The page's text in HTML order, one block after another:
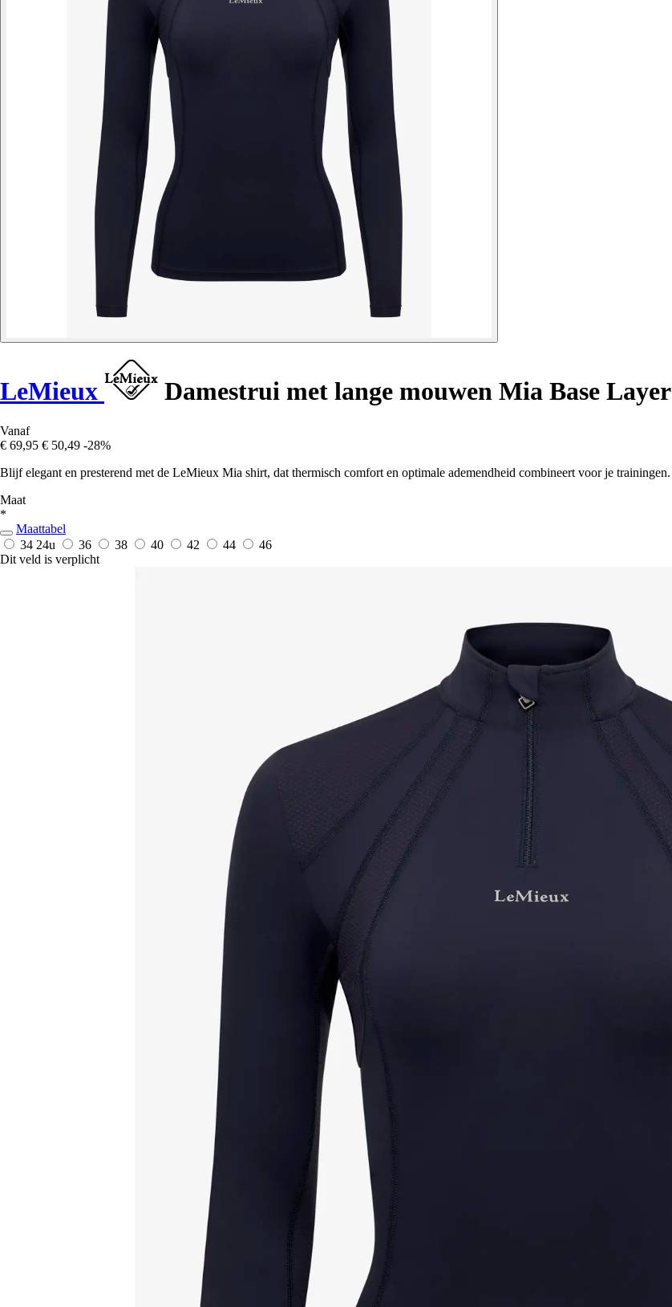
LeMieux Damestrui met lange mouwen Mia Base Layer
Vanaf
€ 69,95 € 50,49 -28%
Blijf elegant en presterend met de LeMieux Mia shirt, dat thermisch comfort en optimale ademendheid combineert voor je trainingen.
Maat
*
Maattabel
34 24u 36 38 40 42 44
46
Dit veld is verplicht